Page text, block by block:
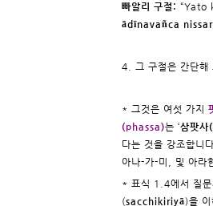
빠알리 구절: “Yato
ādīnavañca
4. 그 구절은 간단해
* 그것은 여섯 가지
(phassa)는 ‘삼팟
다는 것을 강조합니
아나-가-미, 및 아라
* 표식 1.4에서 질문
(sacchikiriyā)을